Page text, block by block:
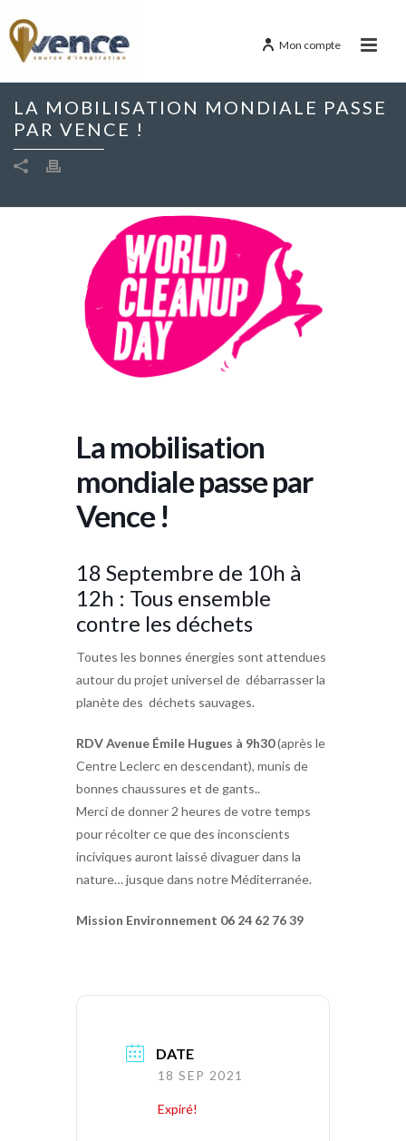
Mon compte
LA MOBILISATION MONDIALE PASSE
PAR VENCE !
La mobilisation
mondiale passe par
Vence !
18 Septembre de 10h à
12h : Tous ensemble
contre les déchets
Toutes les bonnes énergies sont attendues
autour du projet universel de débarrasser la
planète des déchets sauvages.
RDV Avenue Émile Hugues à 9h30(après le
Centre Leclerc en descendant), munis de
bonnes chaussures et de gants..
Merci de donner 2 heures de votre temps
pour récolter ce que des inconscients
inciviques auront laissé divaguer dans la
nature… jusque dans notre Méditerranée.
Mission Environnement 06 24 62 76 39
DATE
18 SEP 2021
Expiré!